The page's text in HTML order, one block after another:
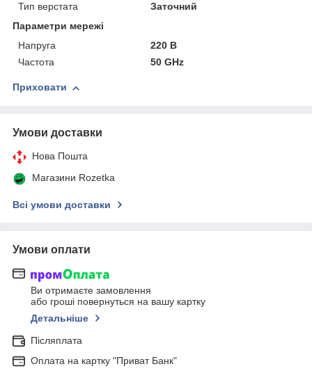
Тип верстата
Заточний
Параметри мережі
Напруга
220 В
Частота
50 GHz
Приховати
Умови доставки
Нова Пошта
Магазини Rozetka
Всі умови доставки
Умови оплати
Ви отримаєте замовлення
або гроші повернуться на вашу картку
Детальніше
Післяплата
Оплата на картку "Приват Банк"